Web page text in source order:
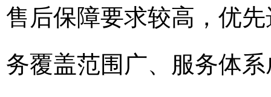
售后保障要求较高，优
务覆盖范围广、服务体